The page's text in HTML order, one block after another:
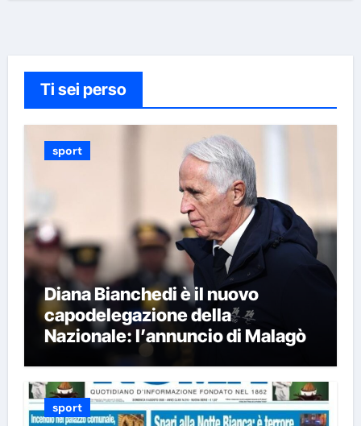
Ti sei perso
sport
Diana Bianchedi è il nuovo
capodelegazione della
Nazionale: l’annuncio di Malagò
sport